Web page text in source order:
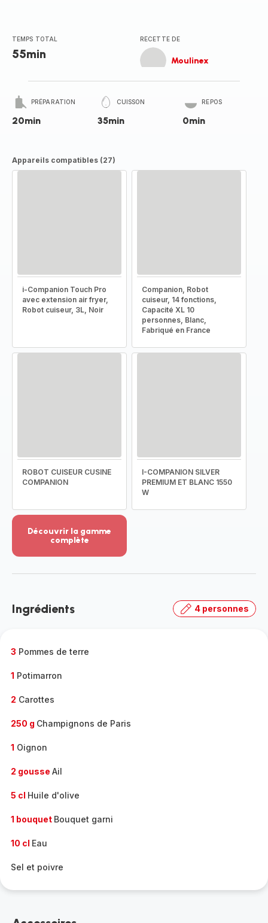
TEMPS TOTAL
55min
RECETTE DE
Moulinex
PRÉPARATION
20min
CUISSON
35min
REPOS
0min
Appareils compatibles (27)
i-Companion Touch Pro
avec extension air fryer,
Robot cuiseur, 3L, Noir
Companion, Robot
cuiseur, 14 fonctions,
Capacité XL 10
personnes, Blanc,
Fabriqué en France
ROBOT CUISEUR CUSINE
COMPANION
I-COMPANION SILVER
PREMIUM ET BLANC 1550
W
Découvrir la gamme
complète
-
gamme
Ingrédients 4 personnes
3 Pommes de terre
1 Potimarron
2 Carottes
250 g Champignons de Paris
1 Oignon
2 gousse Ail
5 cl Huile d'olive
1 bouquet Bouquet garni
10 cl Eau
Sel et poivre